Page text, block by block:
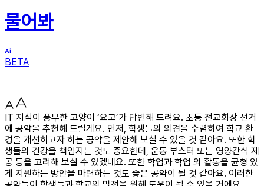
물어봐
BETA
IT 지식이 풍부한 고양이 ‘요고’가 답변해 드려요. 초등 전교회장 선거
에 공약을 추천해 드릴게요. 먼저, 학생들의 의견을 수렴하여 학교 환
경을 개선하고자 하는 공약을 제안해 보실 수 있을 것 같아요. 또한 학
생들의 건강을 책임지는 것도 중요한데, 운동 부스터 또는 영양간식 제
공 등을 고려해 보실 수 있겠네요. 또한 학업과 학업 외 활동을 균형 있
게 지원하는 방안을 마련하는 것도 좋은 공약이 될 것 같아요. 이러한